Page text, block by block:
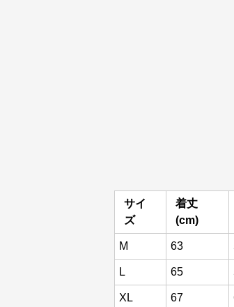
サイ
ズ
着丈
(cm)
M 63
L 65
XL 67